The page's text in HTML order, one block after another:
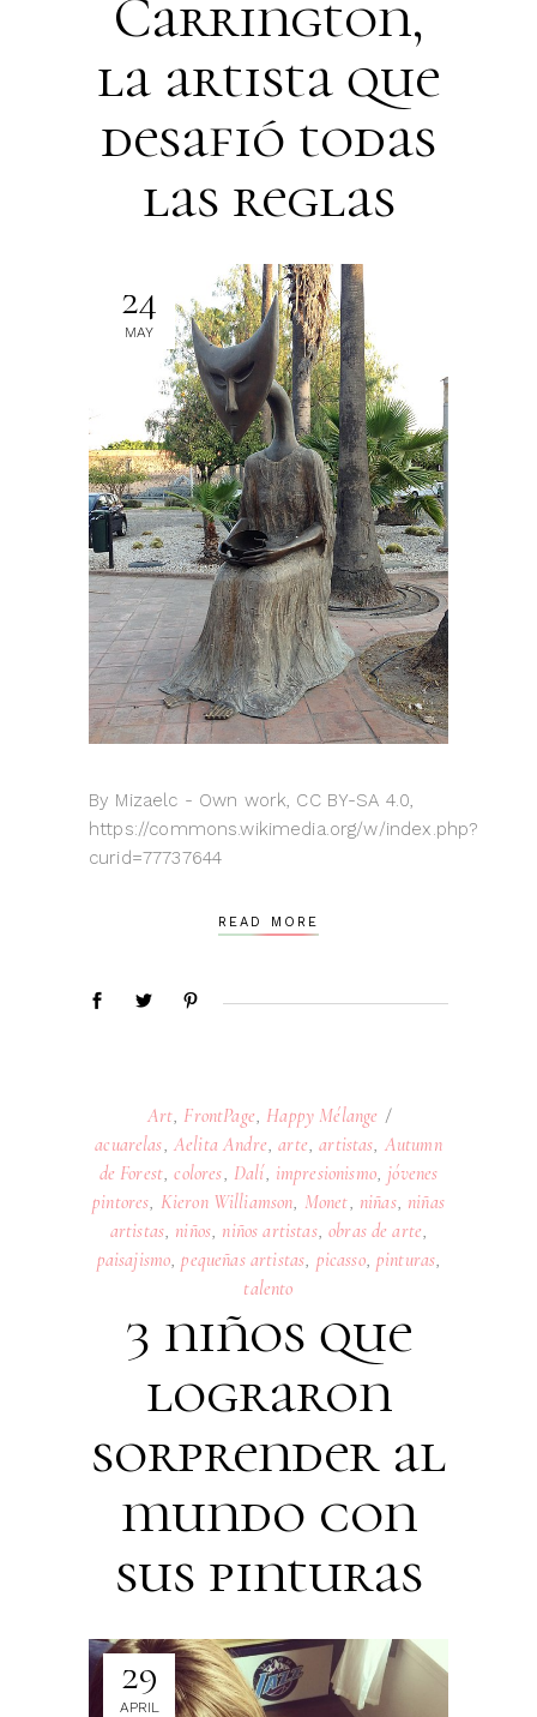
Carrington,
la artista que
desafió todas
las reglas
24
MAY
By Mizaelc - Own work, CC BY-SA 4.0,
https://commons.wikimedia.org/w/index.php?
curid=77737644
READ MORE
Art FrontPage Happy Mélange
acuarelas Aelita Andre ,arte ,artistas Autumn
de Forest ,colores Dalí, impresionismo, jóvenes
pintores Kieron Williamson Monet niñas, niñas
artistas, niños niños artistas,obras de arte
paisajismo ,pequeñas artistas picasso, pinturas
talento
3 niños que
lograron
sorprender al
mundo con
sus pinturas
29
APRIL